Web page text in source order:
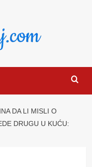
DA LI MISLI O
DRUGU U KUĆU: